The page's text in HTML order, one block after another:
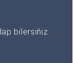
bilersiňiz.